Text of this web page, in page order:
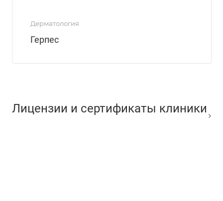
Дерматология
Герпес
Лицензии и сертификаты клиники